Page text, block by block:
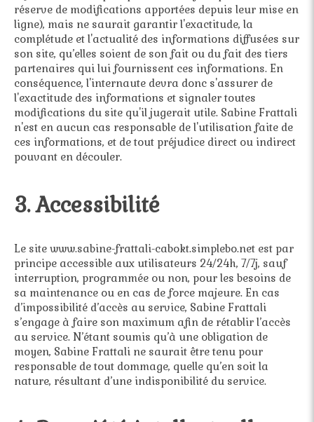
réserve de modifications apportées depuis leur mise en
ligne), mais ne saurait garantir l'exactitude, la
complétude et l'actualité des informations diffusées sur
son site, qu’elles soient de son fait ou du fait des tiers
partenaires qui lui fournissent ces informations. En
conséquence, l'internaute devra donc s'assurer de
l'exactitude des informations et signaler toutes
modifications du site qu'il jugerait utile. Sabine Frattali
n'est en aucun cas responsable de l'utilisation faite de
ces informations, et de tout préjudice direct ou indirect
pouvant en découler.
3. Accessibilité
Le site www.sabine-frattali-cabokt.simplebo.net est par
principe accessible aux utilisateurs 24/24h, 7/7j, sauf
interruption, programmée ou non, pour les besoins de
sa maintenance ou en cas de force majeure. En cas
d’impossibilité d’accès au service, Sabine Frattali
s’engage à faire son maximum afin de rétablir l’accès
au service. N’étant soumis qu’à une obligation de
moyen, Sabine Frattali ne saurait être tenu pour
responsable de tout dommage, quelle qu’en soit la
nature, résultant d’une indisponibilité du service.